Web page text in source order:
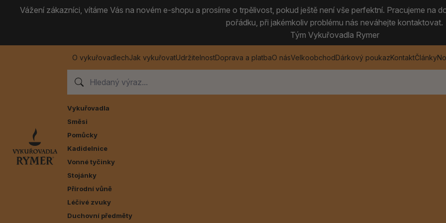
Vážení zákazníci, vítáme Vás na novém e-shopu a prosíme o trpělivost, pokud ještě není vše perfektní. Pracujeme na
pořádku, při jakémkoliv problému nás neváhejte kontaktovat.
Tým Vykuřovadla Rymer
O vykuřovadlechJak vykuřovatUdržitelnostDoprava a platbaO násVelkoobchodDárkový poukazKontaktČlánky
Vykuřovadla
Směsi
Pomůcky
Kadidelnice
Vonné tyčinky
Stojánky
Přírodní vůně
Léčivé zvuky
Duchovní předměty